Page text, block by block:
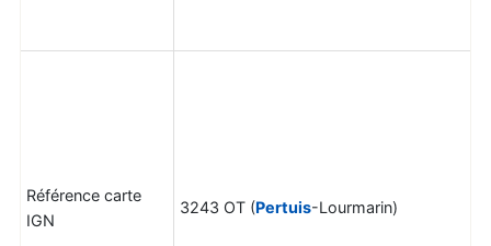
Référence carte
IGN
3243 OT (Pertuis-Lourmarin)